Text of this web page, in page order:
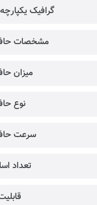
گرافیک
مشخصات
میزان
نوع
سرعت
تعداد